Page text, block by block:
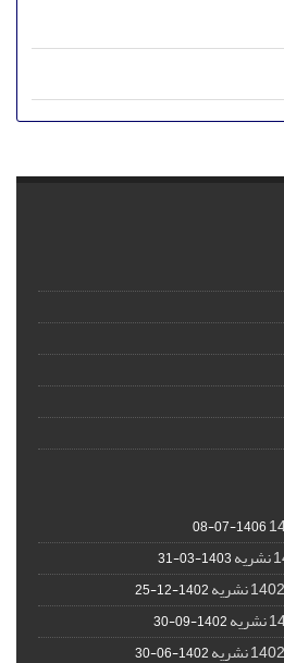
1406-07-08
1403-03-31
1402-12-25
1402-09-30
1402-06-30